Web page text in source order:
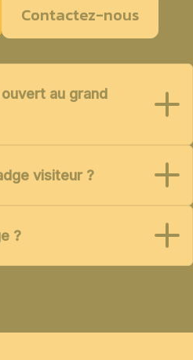
Contactez-nous
au grand
visiteur ?
?